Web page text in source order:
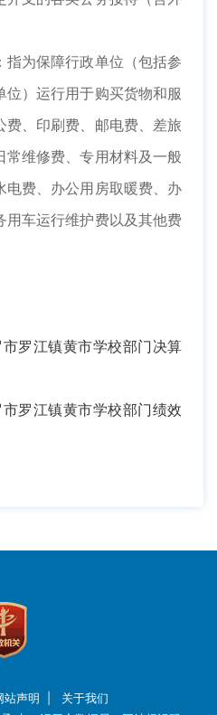
为保障行政单位（包括参
位）运行用于购买货物和服
费、印刷费、邮电费、差旅
常维修费、专用材料及一般
电费、办公用房取暖费、办
用车运行维护费以及其他费
罗江镇黄市学校部门决算
罗江镇黄市学校部门绩效
站声明
关于我们